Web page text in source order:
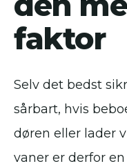
faktor
Selv det bedst
sårbart, hvis
døren eller lader
vaner er derfor